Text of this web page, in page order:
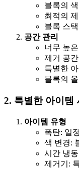
블록의
최적의
블록 스
공간 관리
너무 높
제거 공
특별한
블록의
2. 특별한 아이템
아이템 유형
폭탄: 일
색 변경:
시간 냉
제거기: